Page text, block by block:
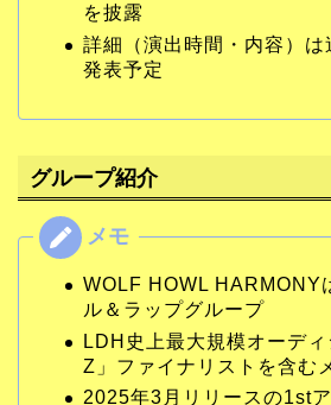
を披露
詳細（演出時間・内容）は
発表予定
グループ紹介
WOLF HOWL HARMONY
ル＆ラップグループ
LDH史上最大規模オーデ
Z」ファイナリストを含む
2025年3月リリースの1st